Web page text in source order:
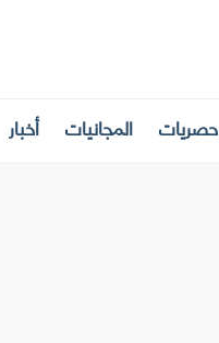
حصريات المجانيات أخبار